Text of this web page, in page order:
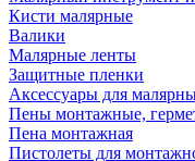
Кисти малярные
Валики
Малярные ленты
Защитные пленки
Аксессуары для
Пены монтажные,
Пена монтажная
Пистолеты для